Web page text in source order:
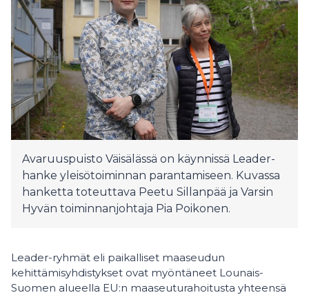
Avaruuspuisto Väisälässä on käynnissä Leader-
hanke yleisötoiminnan parantamiseen. Kuvassa
hanketta toteuttava Peetu Sillanpää ja Varsin
Hyvän toiminnanjohtaja Pia Poikonen.
Leader-ryhmät eli paikalliset maaseudun
kehittämisyhdistykset ovat myöntäneet Lounais-
Suomen alueella EU:n maaseuturahoitusta yhteensä